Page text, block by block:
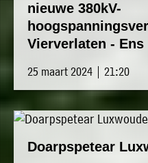
nieuwe 380kV-
Vierverlaten - Ens
25 maart 2024 | 21:20
Doarpspetear